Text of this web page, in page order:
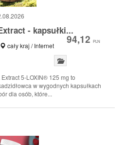
- kapsułki...
94,12 PLN
cały kraj / Internet
5-LOXIN® 125 mg to
w wygodnych kapsułkach
dla osób, które...